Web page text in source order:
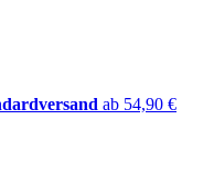
ab 54,90 €